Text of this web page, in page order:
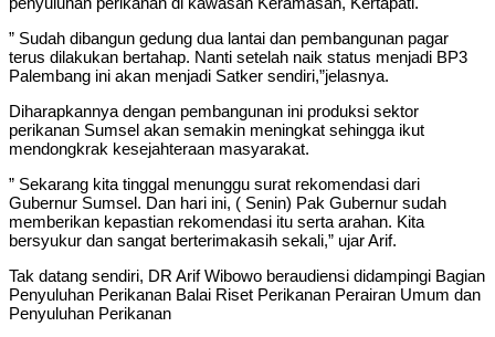
” Sudah dibangun gedung dua lantai dan pembangunan pagar
terus dilakukan bertahap. Nanti setelah naik status menjadi BP3
Palembang ini akan menjadi Satker sendiri,”jelasnya.
Diharapkannya dengan pembangunan ini produksi sektor
perikanan Sumsel akan semakin meningkat sehingga ikut
mendongkrak kesejahteraan masyarakat.
” Sekarang kita tinggal menunggu surat rekomendasi dari
Gubernur Sumsel. Dan hari ini, ( Senin) Pak Gubernur sudah
memberikan kepastian rekomendasi itu serta arahan. Kita
bersyukur dan sangat berterimakasih sekali,” ujar Arif.
Tak datang sendiri, DR Arif Wibowo beraudiensi didampingi Bagian
Penyuluhan Perikanan Balai Riset Perikanan Perairan Umum dan
Penyuluhan Perikanan